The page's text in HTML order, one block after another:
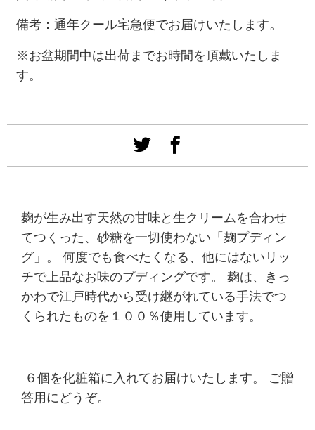
備考：通年クール宅急便でお届けいたします。
※お盆期間中は出荷までお時間を頂戴いたしま
す。
麹が生み出す天然の甘味と生クリームを合わせ
てつくった、砂糖を一切使わない「麹プディン
グ」。 何度でも食べたくなる、他にはないリッ
チで上品なお味のプディングです。 麹は、きっ
かわで江戸時代から受け継がれている手法でつ
くられたものを１００％使用しています。
６個を化粧箱に入れてお届けいたします。 ご贈
答用にどうぞ。